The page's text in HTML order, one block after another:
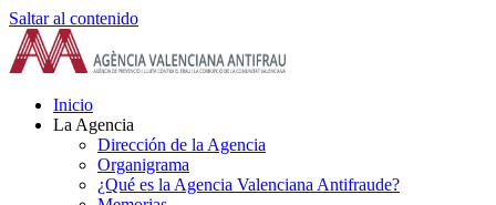
Saltar al contenido
Inicio
La Agencia
Dirección de la Agencia
Organigrama
¿Qué es la Agencia Valenciana Antifraude?